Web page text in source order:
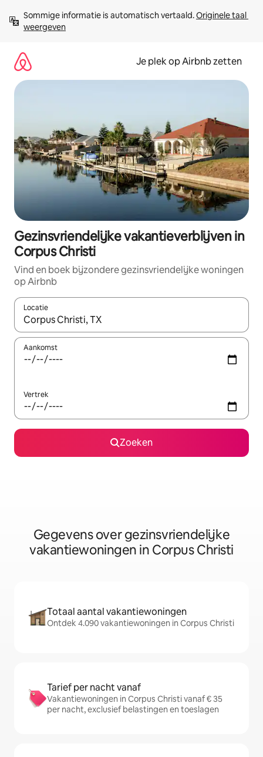
direct
naar
Sommige informatie is automatisch vertaald. Originele taal
weergeven
Je plek op Airbnb zetten
Gezinsvriendelijke vakantieverblijven in
Corpus Christi
Vind en boek bijzondere gezinsvriendelijke woningen
op Airbnb
Locatie
Wanneer er resultaten beschikbaar zijn, maak je een keuze
Aankomst
Vertrek
Zoeken
Gegevens over gezinsvriendelijke
vakantiewoningen in Corpus Christi
Totaal aantal vakantiewoningen
Ontdek 4.090 vakantiewoningen in Corpus Christi
Tarief per nacht vanaf
Vakantiewoningen in Corpus Christi vanaf € 35
per nacht, exclusief belastingen en toeslagen